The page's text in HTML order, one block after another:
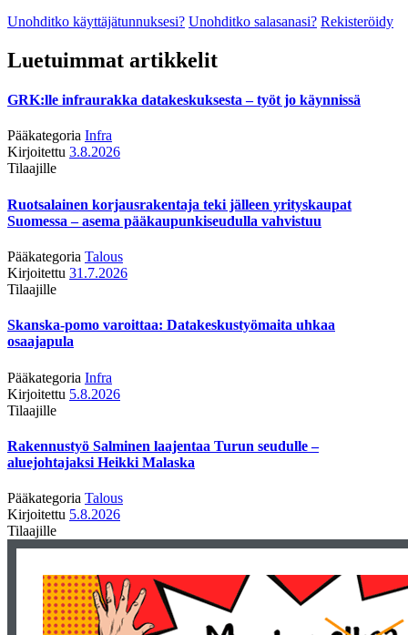
Unohditko käyttäjätunnuksesi? Unohditko salasanasi? Rekisteröidy
Luetuimmat artikkelit
GRK:lle infraurakka datakeskuksesta – työt jo käynnissä
Pääkategoria Infra
Kirjoitettu 3.8.2026
Tilaajille
Ruotsalainen korjausrakentaja teki jälleen yrityskaupat
Suomessa – asema pääkaupunkiseudulla vahvistuu
Pääkategoria Talous
Kirjoitettu 31.7.2026
Tilaajille
Skanska-pomo varoittaa: Datakeskustyömaita uhkaa
osaajapula
Pääkategoria Infra
Kirjoitettu 5.8.2026
Tilaajille
Rakennustyö Salminen laajentaa Turun seudulle –
aluejohtajaksi Heikki Malaska
Pääkategoria Talous
Kirjoitettu 5.8.2026
Tilaajille